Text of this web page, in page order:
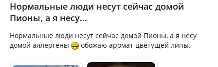
Нормальные люди несут сейчас домой
Пионы, а я несу...
Нормальные люди несут сейчас домой Пионы, а я несу
домой аллергены
обожаю аромат цветущей липы.